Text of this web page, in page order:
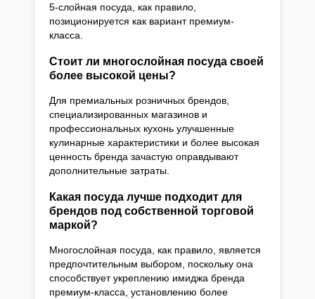
5-слойная посуда, как правило,
позиционируется как вариант премиум-
класса.
Стоит ли многослойная посуда своей
более высокой цены?
Для премиальных розничных брендов,
специализированных магазинов и
профессиональных кухонь улучшенные
кулинарные характеристики и более высокая
ценность бренда зачастую оправдывают
дополнительные затраты.
Какая посуда лучше подходит для
брендов под собственной торговой
маркой?
Многослойная посуда, как правило, является
предпочтительным выбором, поскольку она
способствует укреплению имиджа бренда
премиум-класса, установлению более